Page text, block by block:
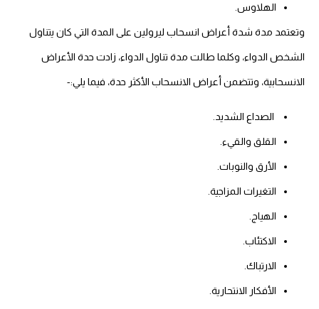
الهلاوس.
مدة شدة أعراض انسحاب ليرولين على المدة التي كان يتناول
الدواء، وكلما طالت مدة تناول الدواء، زادت حدة الأعراض
وتتضمن أعراض الانسحاب الأكثر حدة، فيما يلي:-
الصداع الشديد.
القلق والقيء.
الأرق والنوبات.
التغيرات المزاجية.
الهياج.
الاكتئاب.
الارتباك.
الأفكار الانتحارية.